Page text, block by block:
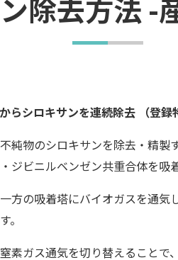
除去方法 -
らシロキサンを連続除去 （登録
純物のシロキサンを除去・精
ビニルベンゼン共重合体を吸
方の吸着塔にバイオガスを通
。
ガス通気を切り替えることで